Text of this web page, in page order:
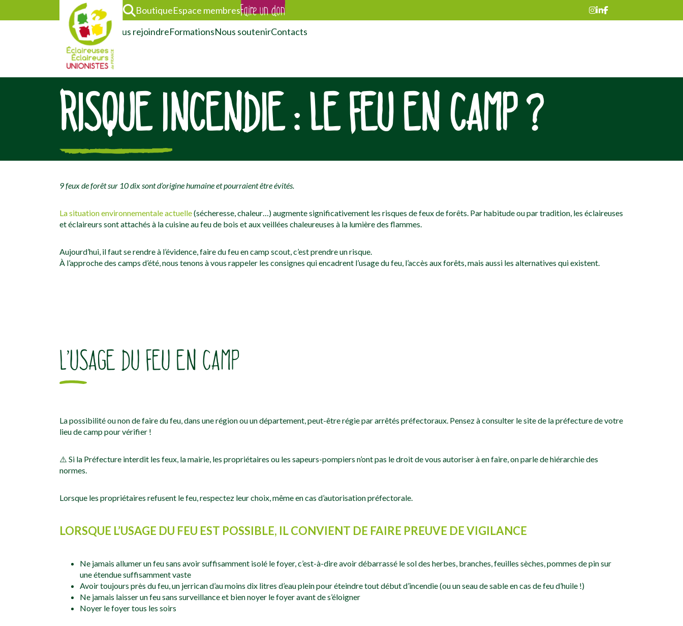
BoutiqueEspace membresFaire un don
L’associationNous rejoindreFormationsNous soutenirContacts
RISQUE INCENDIE : LE FEU EN CAMP ?
9 feux de forêt sur 10 dix sont d’origine humaine et pourraient être évités.
La situation environnementale actuelle(sécheresse, chaleur…) augmente significativement les risques de feux de forêts. Par habitude ou par tradition, les éclaireuses
et éclaireurs sont attachés à la cuisine au feu de bois et aux veillées chaleureuses à la lumière des flammes.
Aujourd’hui, il faut se rendre à l’évidence, faire du feu en camp scout, c’est prendre un risque.
À l’approche des camps d’été, nous tenons à vous rappeler les consignes qui encadrent l’usage du feu, l’accès aux forêts, mais aussi les alternatives qui existent.
L’USAGE DU FEU EN CAMP
La possibilité ou non de faire du feu, dans une région ou un département, peut-être régie par arrêtés préfectoraux. Pensez à consulter le site de la préfecture de votre
lieu de camp pour vérifier !
⚠️ Si la Préfecture interdit les feux, la mairie, les propriétaires ou les sapeurs-pompiers n’ont pas le droit de vous autoriser à en faire, on parle de hiérarchie des
normes.
Lorsque les propriétaires refusent le feu, respectez leur choix, même en cas d’autorisation préfectorale.
LORSQUE L’USAGE DU FEU EST POSSIBLE, IL CONVIENT DE FAIRE PREUVE DE VIGILANCE
Ne jamais allumer un feu sans avoir suffisamment isolé le foyer, c’est-à-dire avoir débarrassé le sol des herbes, branches, feuilles sèches, pommes de pin sur
une étendue suffisamment vaste
Avoir toujours près du feu, un jerrican d’au moins dix litres d’eau plein pour éteindre tout début d’incendie (ou un seau de sable en cas de feu d’huile !)
Ne jamais laisser un feu sans surveillance et bien noyer le foyer avant de s’éloigner
Noyer le foyer tous les soirs